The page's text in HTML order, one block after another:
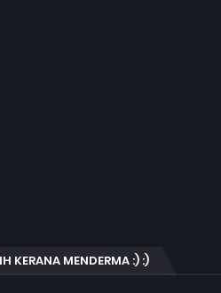
KERANA MENDERMA :) :)